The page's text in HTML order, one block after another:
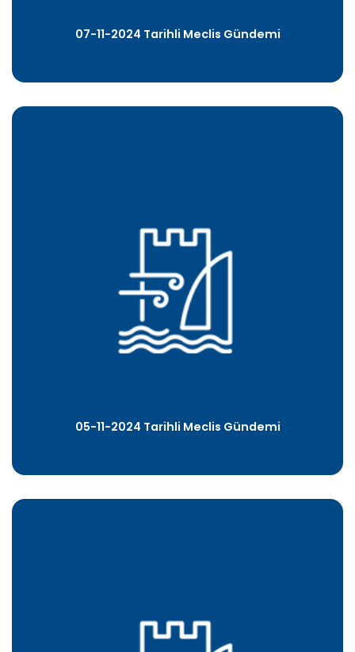
07-11-2024 Tarihli Meclis Gündemi
05-11-2024 Tarihli Meclis Gündemi